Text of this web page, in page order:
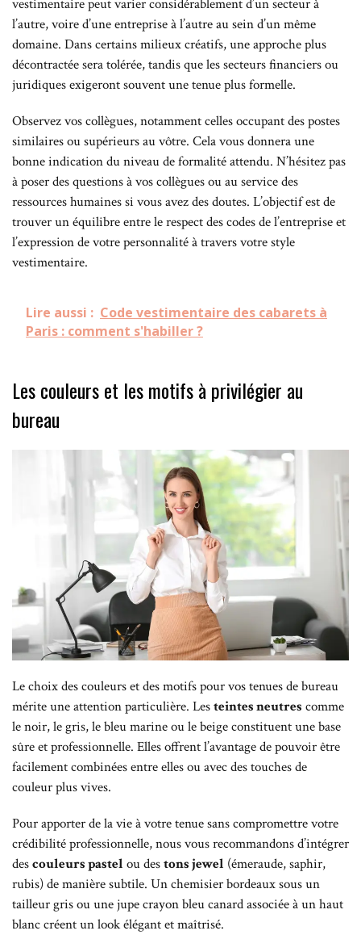
vestimentaire peut varier considérablement d’un secteur à
l’autre, voire d’une entreprise à l’autre au sein d’un même
domaine. Dans certains milieux créatifs, une approche plus
décontractée sera tolérée, tandis que les secteurs financiers ou
juridiques exigeront souvent une tenue plus formelle.
Observez vos collègues, notamment celles occupant des postes
similaires ou supérieurs au vôtre. Cela vous donnera une
bonne indication du niveau de formalité attendu. N’hésitez pas
à poser des questions à vos collègues ou au service des
ressources humaines si vous avez des doutes. L’objectif est de
trouver un équilibre entre le respect des codes de l’entreprise et
l’expression de votre personnalité à travers votre style
vestimentaire.
Lire aussi : Code vestimentaire des cabarets à
Paris : comment s'habiller ?
Les couleurs et les motifs à privilégier au
bureau
Le choix des couleurs et des motifs pour vos tenues de bureau
mérite une attention particulière. Lesteintes neutres comme
le noir, le gris, le bleu marine ou le beige constituent une base
sûre et professionnelle. Elles offrent l’avantage de pouvoir être
facilement combinées entre elles ou avec des touches de
couleur plus vives.
Pour apporter de la vie à votre tenue sans compromettre votre
crédibilité professionnelle, nous vous recommandons d’intégrer
descouleurs pastel ou destons jewel (émeraude, saphir,
rubis) de manière subtile. Un chemisier bordeaux sous un
tailleur gris ou une jupe crayon bleu canard associée à un haut
blanc créent un look élégant et maîtrisé.